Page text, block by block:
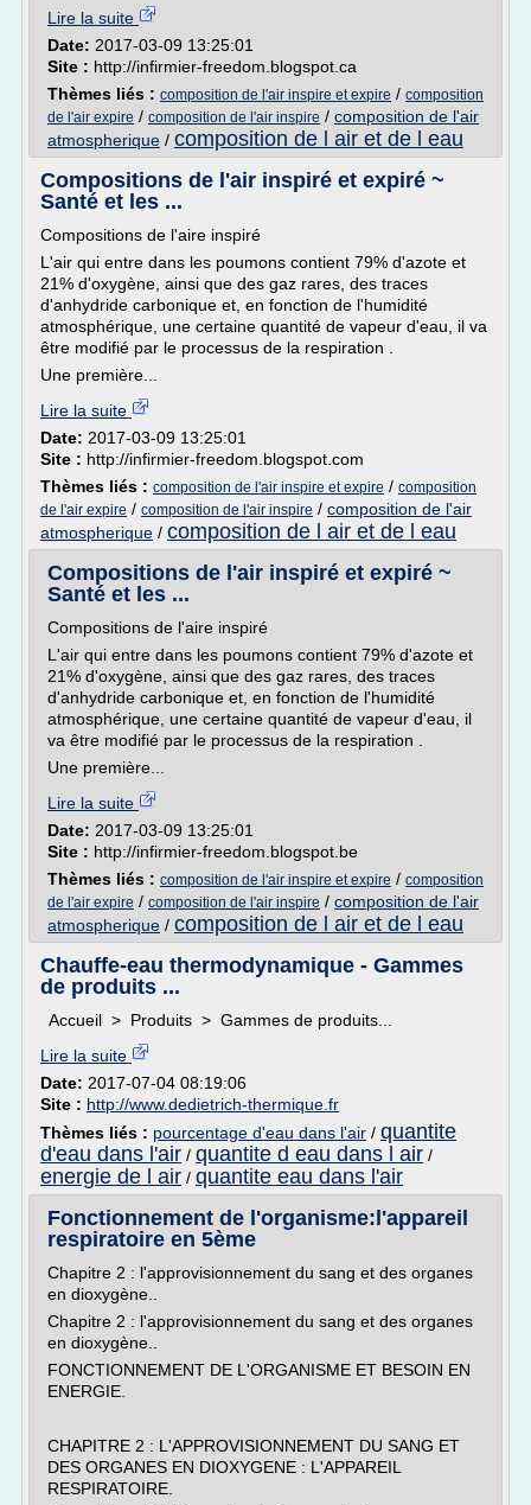
Lire la suite
Date: 2017-03-09 13:25:01
Site : http://infirmier-freedom.blogspot.ca
Thèmes liés : composition de l'air inspire et expire / composition
de l'air expire / composition de l'air inspire / composition de l'air
atmospherique / composition de l air et de l eau
Compositions de l'air inspiré et expiré ~
Santé et les ...
Compositions de l'aire inspiré
L'air qui entre dans les poumons contient 79% d'azote et
21% d'oxygène, ainsi que des gaz rares, des traces
d'anhydride carbonique et, en fonction de l'humidité
atmosphérique, une certaine quantité de vapeur d'eau, il va
être modifié par le processus de la respiration .
Une première...
Lire la suite
Date: 2017-03-09 13:25:01
Site : http://infirmier-freedom.blogspot.com
Thèmes liés : composition de l'air inspire et expire / composition
de l'air expire / composition de l'air inspire / composition de l'air
atmospherique / composition de l air et de l eau
Compositions de l'air inspiré et expiré ~
Santé et les ...
Compositions de l'aire inspiré
L'air qui entre dans les poumons contient 79% d'azote et
21% d'oxygène, ainsi que des gaz rares, des traces
d'anhydride carbonique et, en fonction de l'humidité
atmosphérique, une certaine quantité de vapeur d'eau, il
va être modifié par le processus de la respiration .
Une première...
Lire la suite
Date: 2017-03-09 13:25:01
Site : http://infirmier-freedom.blogspot.be
Thèmes liés : composition de l'air inspire et expire / composition
de l'air expire / composition de l'air inspire / composition de l'air
atmospherique / composition de l air et de l eau
Chauffe-eau thermodynamique - Gammes
de produits ...
Accueil > Produits > Gammes de produits...
Lire la suite
Date: 2017-07-04 08:19:06
Site : http://www.dedietrich-thermique.fr
Thèmes liés : pourcentage d'eau dans l'air / quantite
d'eau dans l'air / quantite d eau dans l air /
energie de l air / quantite eau dans l'air
Fonctionnement de l'organisme:l'appareil
respiratoire en 5ème
Chapitre 2 : l'approvisionnement du sang et des organes
en dioxygène..
Chapitre 2 : l'approvisionnement du sang et des organes
en dioxygène..
FONCTIONNEMENT DE L'ORGANISME ET BESOIN EN
ENERGIE.
CHAPITRE 2 : L'APPROVISIONNEMENT DU SANG ET
DES ORGANES EN DIOXYGENE : L'APPAREIL
RESPIRATOIRE.